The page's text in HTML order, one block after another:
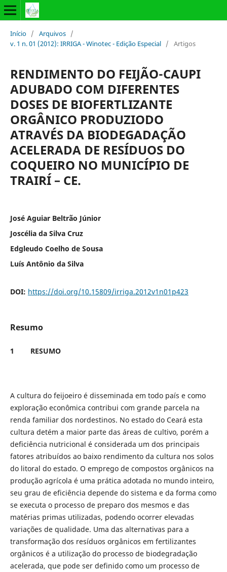
Início / Arquivos /
v. 1 n. 01 (2012): IRRIGA - Winotec - Edição Especial / Artigos
RENDIMENTO DO FEIJÃO-CAUPI
ADUBADO COM DIFERENTES
DOSES DE BIOFERTLIZANTE
ORGÂNICO PRODUZIODO
ATRAVÉS DA BIODEGADAÇÃO
ACELERADA DE RESÍDUOS DO
COQUEIRO NO MUNICÍPIO DE
TRAIRÍ – CE.
José Aguiar Beltrão Júnior
Joscélia da Silva Cruz
Edgleudo Coelho de Sousa
Luís Antônio da Silva
DOI: https://doi.org/10.15809/irriga.2012v1n01p423
Resumo
1 RESUMO
A cultura do feijoeiro é disseminada em todo país e como
exploração econômica contribui com grande parcela na
renda familiar dos nordestinos. No estado do Ceará esta
cultura detém a maior parte das áreas de cultivo, porém a
deficiência nutricional é considerada um dos principais
fatores atribuídos ao baixo rendimento da cultura nos solos
do litoral do estado. O emprego de compostos orgânicos na
produção agrícola é uma prática adotada no mundo inteiro,
seu grau de eficiência depende do sistema e da forma como
se executa o processo de preparo dos mesmos e das
matérias primas utilizadas, podendo ocorrer elevadas
variações de qualidade. Uma das alternativas para a
transformação dos resíduos orgânicos em fertilizantes
orgânicos é a utilização do processo de biodegradação
acelerada, que pode ser definido como um processo de